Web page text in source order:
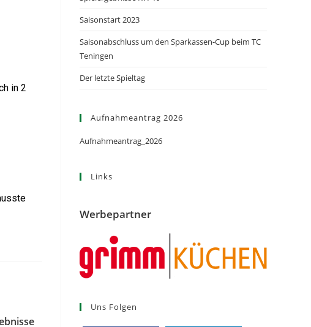
in 2
Saisonstart 2023
Saisonabschluss um den Sparkassen-Cup beim TC
Teningen
Der letzte Spieltag
Aufnahmeantrag 2026
Aufnahmeantrag_2026
Links
Werbepartner
Uns Folgen